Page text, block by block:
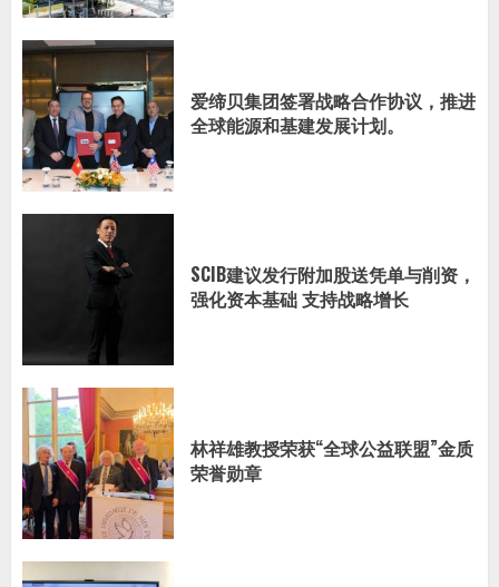
爱缔贝集团签署战略合作协议，推进
全球能源和基建发展计划。
SCIB建议发行附加股送凭单与削资，
强化资本基础 支持战略增长
林祥雄教授荣获“全球公益联盟”金质
荣誉勋章